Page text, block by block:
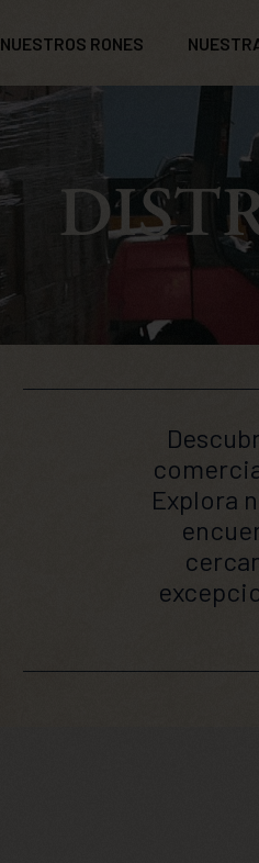
NUESTROS RONES
¿Por
Explora